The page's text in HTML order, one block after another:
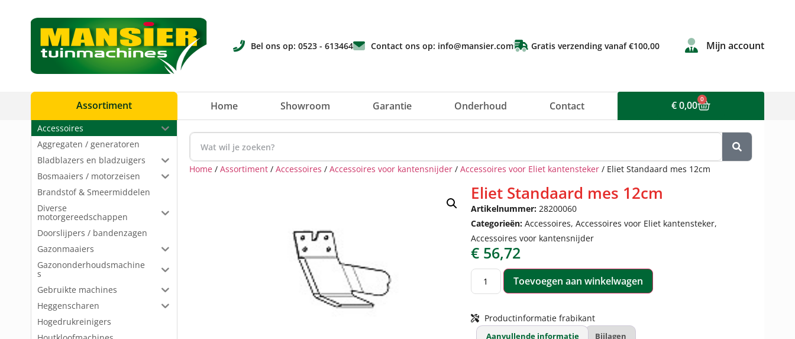
Bel ons op: 0523 - 613464 Contact ons op: info@mansier.com Gratis verzending vanaf €100,00 Mijn account
Assortiment Home Showroom Garantie Onderhoud Contact €0,00 0
Accessoires
Aggregaten / generatoren
Bladblazers en bladzuigers
Bosmaaiers / motorzeisen
Brandstof & Smeermiddelen
Diverse
motorgereedschappen
Doorslijpers / bandenzagen
Gazonmaaiers
Gazononderhoudsmachine
s
Gebruikte machines
Heggenscharen
Hogedrukreinigers
Home / Assortiment / Accessoires / Accessoires voor kantensnijder / Accessoires voor Eliet kantensteker / Eliet Standaard mes 12cm
Eliet Standaard mes 12cm
Artikelnummer: 28200060
Categorieën: Accessoires, Accessoires voor Eliet kantensteker,
Accessoires voor kantensnijder
€ 56,72
Toevoegen aan winkelwagen
Productinformatie frabikant
Aanvullende informatie Bijlagen